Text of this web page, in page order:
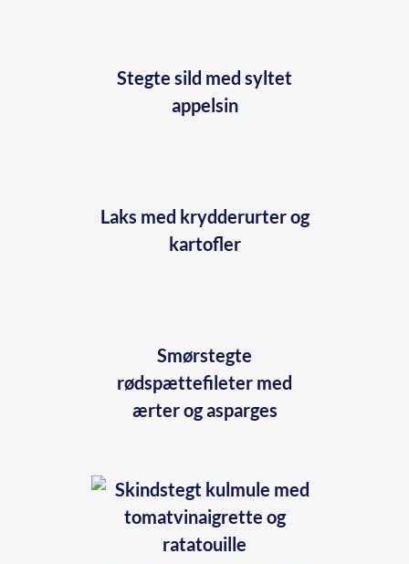
Stegte sild med syltet
appelsin
Laks med krydderurter og
kartofler
Smørstegte
rødspættefileter med
ærter og asparges